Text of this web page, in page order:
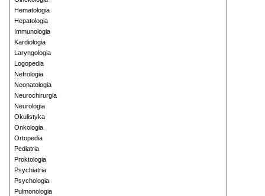
Hematologia
Hepatologia
Immunologia
Kardiologia
Laryngologia
Logopedia
Nefrologia
Neonatologia
Neurochirurgia
Neurologia
Okulistyka
Onkologia
Ortopedia
Pediatria
Proktologia
Psychiatria
Psychologia
Pulmonologia